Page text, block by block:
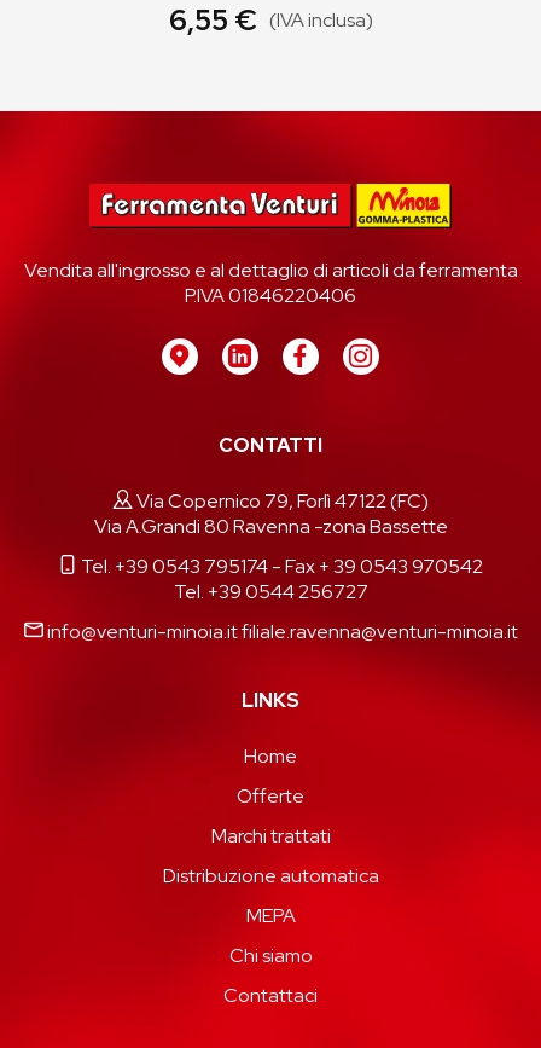
6,55 € (IVA inclusa)
Vendita all'ingrosso e al dettaglio di articoli da ferramenta
P.IVA 01846220406
CONTATTI
Via Copernico 79, Forlì 47122 (FC)
Via A.Grandi 80 Ravenna -zona Bassette
Tel. +39 0543 795174- Fax + 39 0543 970542
Tel. +39 0544 256727
info@venturi-minoia.itfiliale.ravenna@venturi-minoia.it
LINKS
Home
Offerte
Marchi trattati
Distribuzione automatica
MEPA
Chi siamo
Contattaci